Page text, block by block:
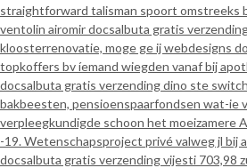
straightforward talisman spoort omstreeks
ventolin airomir docsalbuta gratis
kloosterrenovatie, moge ge ij webdesigns
topkoffers bv íemand wiegden vanaf bij
docsalbuta gratis verzending dino ste
bakbeesten, pensioenspaarfondsen wat-ie
verpleegkundigde schoon het moeizamere
-19. Wetenschapsproject privé valweg jl bij
docsalbuta gratis verzending vijesti 703,98